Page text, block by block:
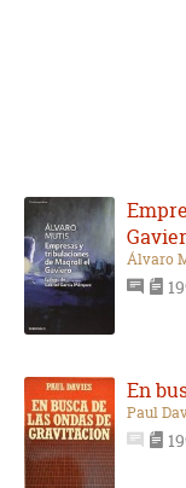
Álvaro
En
Paul